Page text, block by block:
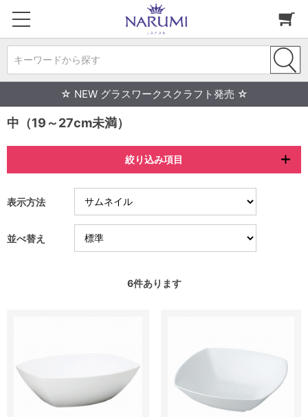
キーワードから探す
☆ NEW グラスワークスクラフト発売 ☆
中（19～27cm未満）
絞り込み項目
表示方法
並べ替え
6件あります